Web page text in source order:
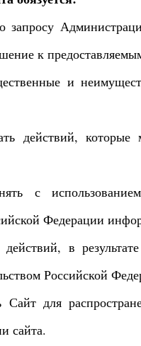
запросу
к
и
действий, которые
с
Федерации
в
Российской
Сайт для
сайта.